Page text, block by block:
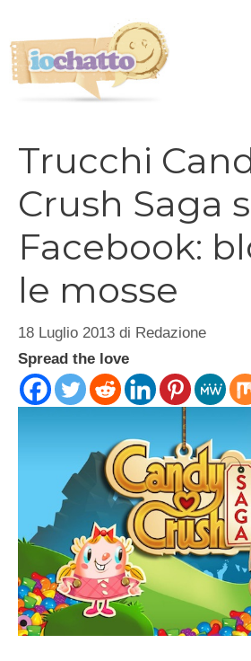
contenuto
Trucchi
Crush Saga
Facebook:
le mosse
18 Luglio 2013 di Redazione
Spread the love